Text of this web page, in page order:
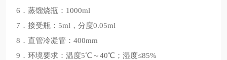
6．蒸馏烧瓶：1000ml
7．接受瓶：5ml，分度0.05ml
8．直管冷凝管：400mm
9．环境要求：温度5℃～40℃；湿度≤85%